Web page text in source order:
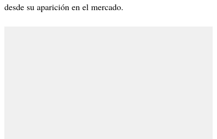
desde su aparición en el mercado.